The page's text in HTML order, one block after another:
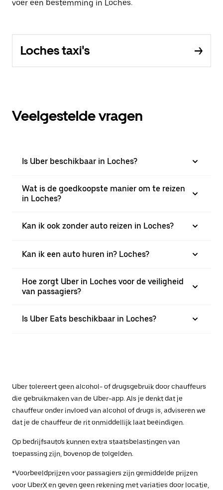
voer een bestemming in Loches.
Loches taxi's
Veelgestelde vragen
Is Uber beschikbaar in Loches?
Wat is de goedkoopste manier om te reizen
in Loches?
Kan ik ook zonder auto reizen in Loches?
Kan ik een auto huren in? Loches?
Hoe zorgt Uber in Loches voor de veiligheid
van passagiers?
Is Uber Eats beschikbaar in Loches?
Uber tolereert geen alcohol- of drugsgebruik door chauffeurs
die gebruikmaken van de Uber-app. Als je denkt dat je
chauffeur onder invloed van alcohol of drugs is, adviseren we
dat je de chauffeur de rit onmiddellijk laat beëindigen.
Op bedrijfsauto's kunnen extra staatsbelastingen van
toepassing zijn, bovenop de tolgelden.
*Voorbeeldprijzen voor passagiers zijn gemiddelde prijzen
voor UberX en geven geen rekening met variaties door locatie,